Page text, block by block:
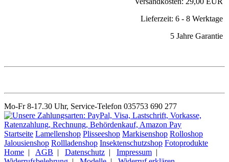
Lieferzeit: 6 - 8 Werktage
5 Jahre Garantie
Mo-Fr 8-17.30 Uhr, Service-Telefon 035753 690 277
Startseite Lamellenshop Plisseeshop Markisenshop Rolloshop
Jalousienshop Rollladenshop Insektenschutzshop Fotoprodukte
Home | AGB | Datenschutz | Impressum |